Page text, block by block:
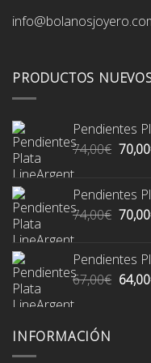
PRODUCTOS
Pendientes
74,00€ El
era:
70,00
Pendientes
74,00€ El
era:
70,00
Pendientes
67,00€ El
64,00
INFORMACIÓN